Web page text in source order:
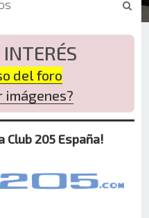
B
s
del foro
imágenes?
Club 205 España!